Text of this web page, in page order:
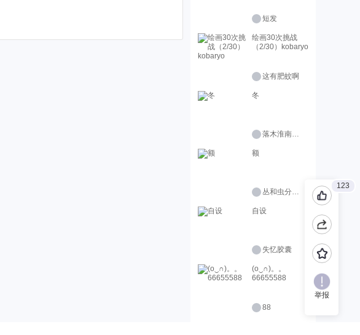
短发
绘画30次挑战
（2/30）kobaryo
这有肥蚊啊
冬
落木淮南（接稿）
额
丛和虫分清楚点啊
自设
失忆胶囊
(o‿∩)。。
66655588
88
123
举报